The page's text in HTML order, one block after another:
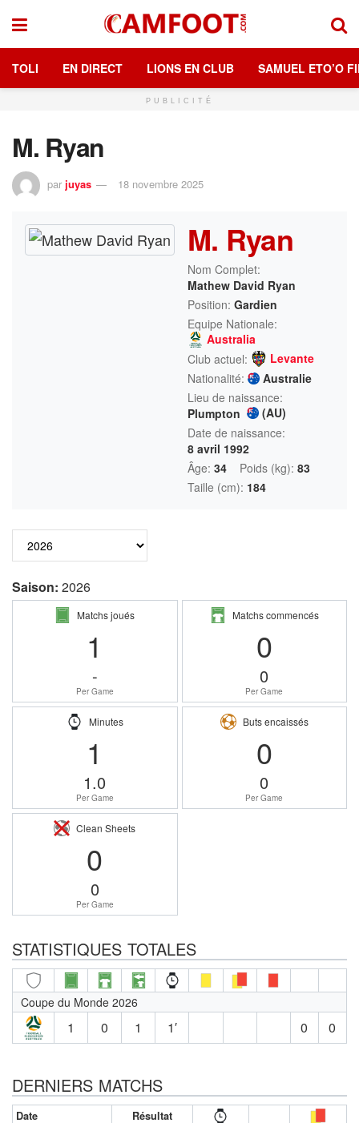
TOLI EN DIRECT LIONS EN CLUB SAMUEL ETO’O
PUBLICITÉ
M. Ryan
par juyas 18 novembre 2025
M. Ryan
Nom Complet:
Mathew David Ryan
Position: Gardien
Equipe Nationale:
Australia
Club actuel:
Levante
Nationalité:
Australie
Lieu de naissance:
Plumpton
(AU)
Date de naissance:
8 avril 1992
Âge: 34 Poids (kg): 83
Taille (cm): 184
Saison: 2026
Matchs joués
1
-
Per Game
Matchs commencés
0
0
Per Game
Minutes
1
1.0
Per Game
Buts encaissés
0
0
Per Game
Clean Sheets
0
0
Per Game
STATISTIQUES TOTALES
Coupe du Monde 2026
1 0 1 1′ 0 0
DERNIERS MATCHS
Date Résultat